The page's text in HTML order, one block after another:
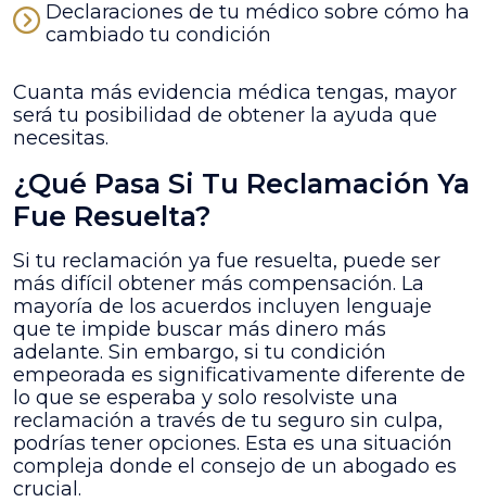
Declaraciones de tu médico sobre cómo ha
cambiado tu condición
Cuanta más evidencia médica tengas, mayor
será tu posibilidad de obtener la ayuda que
necesitas.
¿Qué Pasa Si Tu Reclamación Ya
Fue Resuelta?
Si tu reclamación ya fue resuelta, puede ser
más difícil obtener más compensación. La
mayoría de los acuerdos incluyen lenguaje
que te impide buscar más dinero más
adelante. Sin embargo, si tu condición
empeorada es significativamente diferente de
lo que se esperaba y solo resolviste una
reclamación a través de tu seguro sin culpa,
podrías tener opciones. Esta es una situación
compleja donde el consejo de un abogado es
crucial.